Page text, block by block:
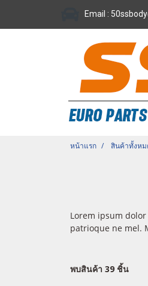
Email :
หน้าแรก สินค้าทั้งห
Lorem ipsum
patrioque ne mel.
พบสินค้า 39 ชิ้น